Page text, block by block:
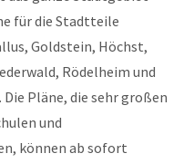
für die Stadtteile
Goldstein, Höchst,
Rödelheim und
Pläne, die sehr großen
und
können ab sofort